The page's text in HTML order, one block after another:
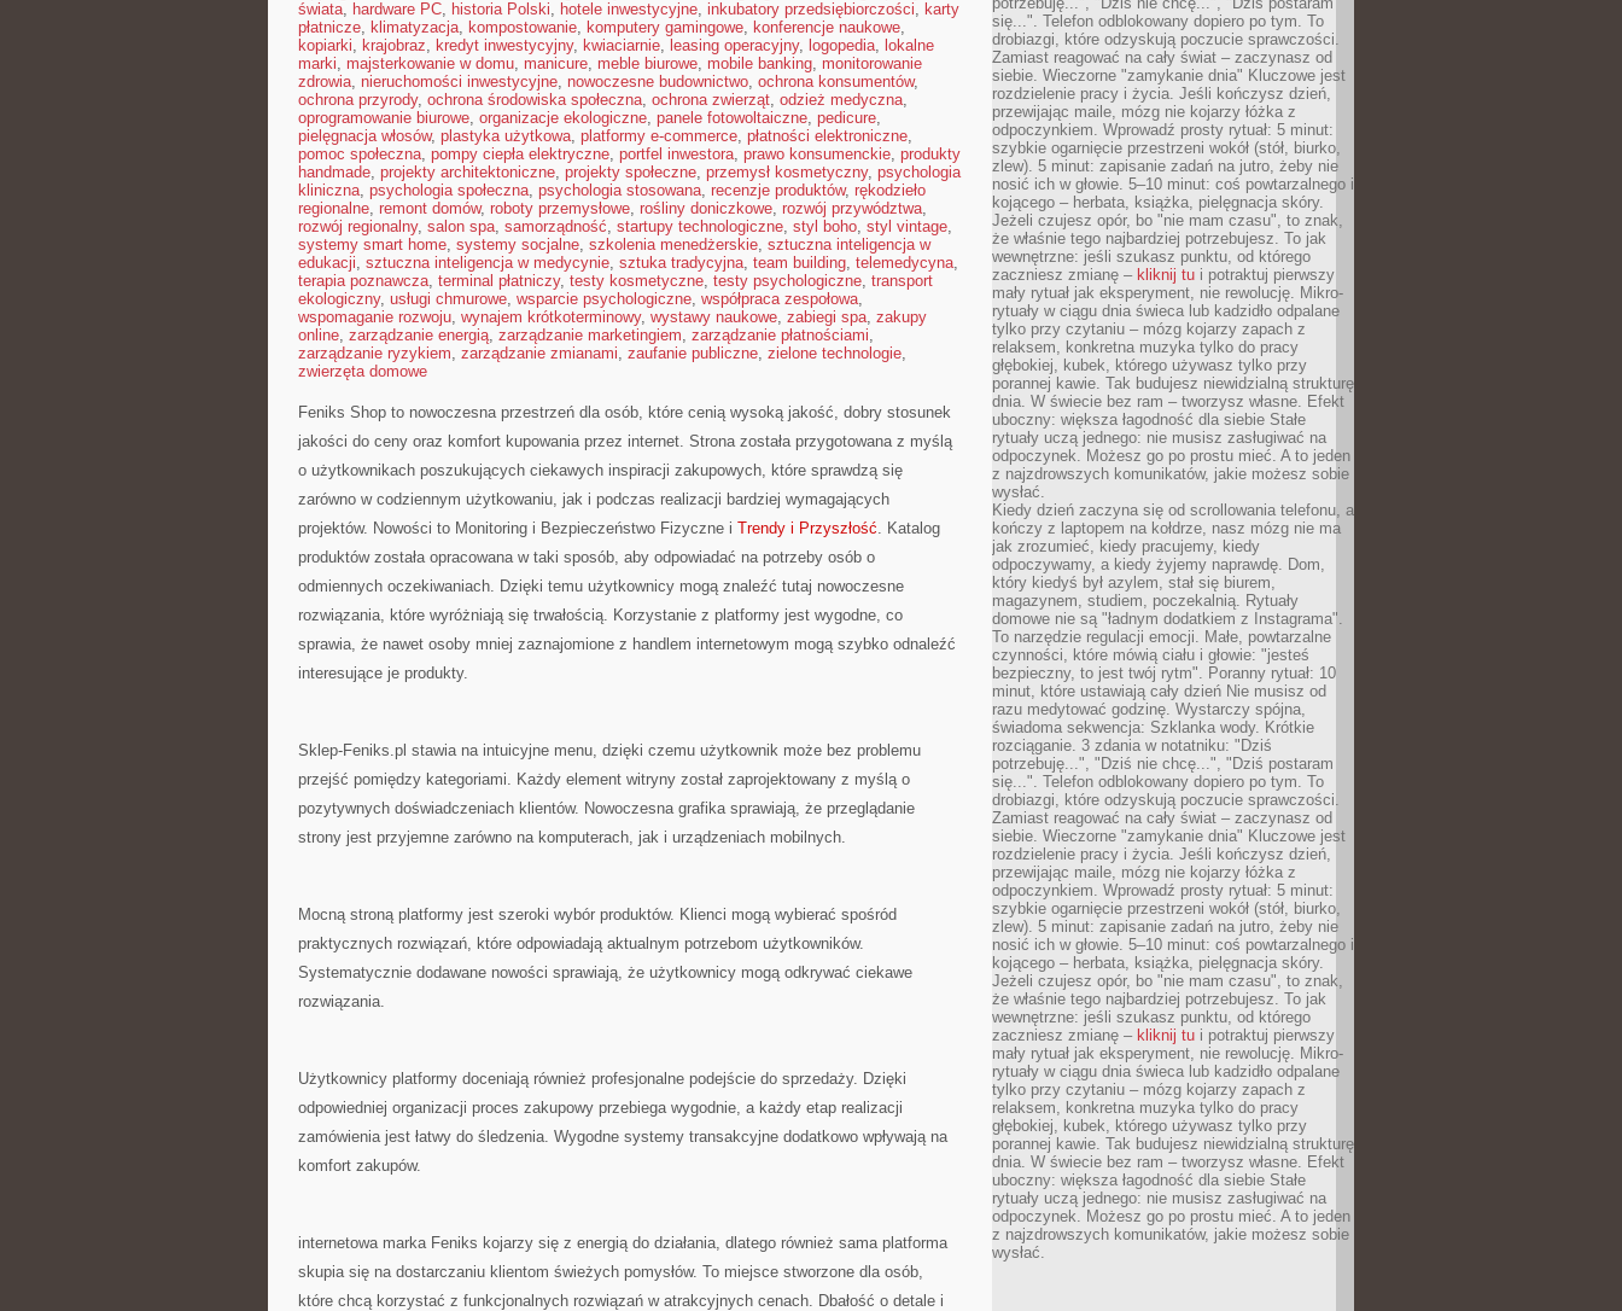
świata, hardware PC, historia Polski, hotele inwestycyjne, inkubatory przedsiębiorczości, karty
płatnicze, klimatyzacja, kompostowanie, komputery gamingowe, konferencje naukowe,
kopiarki, krajobraz, kredyt inwestycyjny, kwiaciarnie, leasing operacyjny, logopedia, lokalne
marki, majsterkowanie w domu, manicure, meble biurowe, mobile banking, monitorowanie
zdrowia, nieruchomości inwestycyjne, nowoczesne budownictwo, ochrona konsumentów,
ochrona przyrody, ochrona środowiska społeczna, ochrona zwierząt, odzież medyczna,
oprogramowanie biurowe, organizacje ekologiczne, panele fotowoltaiczne, pedicure,
pielęgnacja włosów, plastyka użytkowa, platformy e-commerce, płatności elektroniczne,
pomoc społeczna, pompy ciepła elektryczne, portfel inwestora, prawo konsumenckie, produkty
handmade, projekty architektoniczne, projekty społeczne, przemysł kosmetyczny, psychologia
kliniczna, psychologia społeczna, psychologia stosowana, recenzje produktów, rękodzieło
regionalne, remont domów, roboty przemysłowe, rośliny doniczkowe, rozwój przywództwa,
rozwój regionalny, salon spa, samorządność, startupy technologiczne, styl boho, styl vintage,
systemy smart home, systemy socjalne, szkolenia menedżerskie, sztuczna inteligencja w
edukacji, sztuczna inteligencja w medycynie, sztuka tradycyjna, team building, telemedycyna,
terapia poznawcza, terminal płatniczy, testy kosmetyczne, testy psychologiczne, transport
ekologiczny, usługi chmurowe, wsparcie psychologiczne, współpraca zespołowa,
wspomaganie rozwoju, wynajem krótkoterminowy, wystawy naukowe, zabiegi spa, zakupy
online, zarządzanie energią, zarządzanie marketingiem, zarządzanie płatnościami,
zarządzanie ryzykiem, zarządzanie zmianami, zaufanie publiczne, zielone technologie,
zwierzęta domowe
Feniks Shop to nowoczesna przestrzeń dla osób, które cenią wysoką jakość, dobry stosunek
jakości do ceny oraz komfort kupowania przez internet. Strona została przygotowana z myślą
o użytkownikach poszukujących ciekawych inspiracji zakupowych, które sprawdzą się
zarówno w codziennym użytkowaniu, jak i podczas realizacji bardziej wymagających
projektów. Nowości to Monitoring i Bezpieczeństwo Fizyczne i Trendy i Przyszłość. Katalog
produktów została opracowana w taki sposób, aby odpowiadać na potrzeby osób o
odmiennych oczekiwaniach. Dzięki temu użytkownicy mogą znaleźć tutaj nowoczesne
rozwiązania, które wyróżniają się trwałością. Korzystanie z platformy jest wygodne, co
sprawia, że nawet osoby mniej zaznajomione z handlem internetowym mogą szybko odnaleźć
interesujące je produkty.
Sklep-Feniks.pl stawia na intuicyjne menu, dzięki czemu użytkownik może bez problemu
przejść pomiędzy kategoriami. Każdy element witryny został zaprojektowany z myślą o
pozytywnych doświadczeniach klientów. Nowoczesna grafika sprawiają, że przeglądanie
strony jest przyjemne zarówno na komputerach, jak i urządzeniach mobilnych.
Mocną stroną platformy jest szeroki wybór produktów. Klienci mogą wybierać spośród
praktycznych rozwiązań, które odpowiadają aktualnym potrzebom użytkowników.
Systematycznie dodawane nowości sprawiają, że użytkownicy mogą odkrywać ciekawe
rozwiązania.
Użytkownicy platformy doceniają również profesjonalne podejście do sprzedaży. Dzięki
odpowiedniej organizacji proces zakupowy przebiega wygodnie, a każdy etap realizacji
zamówienia jest łatwy do śledzenia. Wygodne systemy transakcyjne dodatkowo wpływają na
komfort zakupów.
internetowa marka Feniks kojarzy się z energią do działania, dlatego również sama platforma
skupia się na dostarczaniu klientom świeżych pomysłów. To miejsce stworzone dla osób,
które chcą korzystać z funkcjonalnych rozwiązań w atrakcyjnych cenach. Dbałość o detale i
się...". Telefon odblokowany dopiero po tym. To
drobiazgi, które odzyskują poczucie sprawczości.
Zamiast reagować na cały świat – zaczynasz od
siebie. Wieczorne "zamykanie dnia" Kluczowe jest
rozdzielenie pracy i życia. Jeśli kończysz dzień,
przewijając maile, mózg nie kojarzy łóżka z
odpoczynkiem. Wprowadź prosty rytuał: 5 minut:
szybkie ogarnięcie przestrzeni wokół (stół, biurko,
zlew). 5 minut: zapisanie zadań na jutro, żeby nie
nosić ich w głowie. 5–10 minut: coś powtarzalnego i
kojącego – herbata, książka, pielęgnacja skóry.
Jeżeli czujesz opór, bo "nie mam czasu", to znak,
że właśnie tego najbardziej potrzebujesz. To jak
wewnętrzne: jeśli szukasz punktu, od którego
zaczniesz zmianę – kliknij tu i potraktuj pierwszy
mały rytuał jak eksperyment, nie rewolucję. Mikro-
rytuały w ciągu dnia świeca lub kadzidło odpalane
tylko przy czytaniu – mózg kojarzy zapach z
relaksem, konkretna muzyka tylko do pracy
głębokiej, kubek, którego używasz tylko przy
porannej kawie. Tak budujesz niewidzialną strukturę
dnia. W świecie bez ram – tworzysz własne. Efekt
uboczny: większa łagodność dla siebie Stałe
rytuały uczą jednego: nie musisz zasługiwać na
odpoczynek. Możesz go po prostu mieć. A to jeden
z najzdrowszych komunikatów, jakie możesz sobie
wysłać.
Kiedy dzień zaczyna się od scrollowania telefonu, a
kończy z laptopem na kołdrze, nasz mózg nie ma
jak zrozumieć, kiedy pracujemy, kiedy
odpoczywamy, a kiedy żyjemy naprawdę. Dom,
który kiedyś był azylem, stał się biurem,
magazynem, studiem, poczekalnią. Rytuały
domowe nie są "ładnym dodatkiem z Instagrama".
To narzędzie regulacji emocji. Małe, powtarzalne
czynności, które mówią ciału i głowie: "jesteś
bezpieczny, to jest twój rytm". Poranny rytuał: 10
minut, które ustawiają cały dzień Nie musisz od
razu medytować godzinę. Wystarczy spójna,
świadoma sekwencja: Szklanka wody. Krótkie
rozciąganie. 3 zdania w notatniku: "Dziś
potrzebuję...", "Dziś nie chcę...", "Dziś postaram
się...". Telefon odblokowany dopiero po tym. To
drobiazgi, które odzyskują poczucie sprawczości.
Zamiast reagować na cały świat – zaczynasz od
siebie. Wieczorne "zamykanie dnia" Kluczowe jest
rozdzielenie pracy i życia. Jeśli kończysz dzień,
przewijając maile, mózg nie kojarzy łóżka z
odpoczynkiem. Wprowadź prosty rytuał: 5 minut:
szybkie ogarnięcie przestrzeni wokół (stół, biurko,
zlew). 5 minut: zapisanie zadań na jutro, żeby nie
nosić ich w głowie. 5–10 minut: coś powtarzalnego i
kojącego – herbata, książka, pielęgnacja skóry.
Jeżeli czujesz opór, bo "nie mam czasu", to znak,
że właśnie tego najbardziej potrzebujesz. To jak
wewnętrzne: jeśli szukasz punktu, od którego
zaczniesz zmianę – kliknij tu i potraktuj pierwszy
mały rytuał jak eksperyment, nie rewolucję. Mikro-
rytuały w ciągu dnia świeca lub kadzidło odpalane
tylko przy czytaniu – mózg kojarzy zapach z
relaksem, konkretna muzyka tylko do pracy
głębokiej, kubek, którego używasz tylko przy
porannej kawie. Tak budujesz niewidzialną strukturę
dnia. W świecie bez ram – tworzysz własne. Efekt
uboczny: większa łagodność dla siebie Stałe
rytuały uczą jednego: nie musisz zasługiwać na
odpoczynek. Możesz go po prostu mieć. A to jeden
z najzdrowszych komunikatów, jakie możesz sobie
wysłać.